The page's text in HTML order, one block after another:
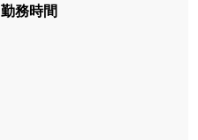
勤務時間